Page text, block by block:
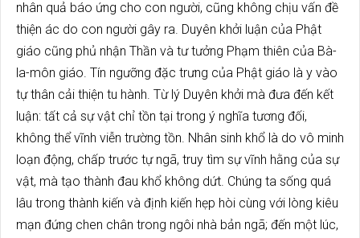
nhân quả báo ứng cho con người, cũng không chịu vấn đề
thiện ác do con người gây ra. Duyên khởi luận của Phật
giáo cũng phủ nhận Thần và tư tưởng Phạm thiên của Bà-
la-môn giáo. Tín ngưỡng đặc trưng của Phật giáo là y vào
tự thân cải thiện tu hành. Từ lý Duyên khởi mà đưa đến kết
luận: tất cả sự vật chỉ tồn tại trong ý nghĩa tương đối,
không thể vĩnh viễn trường tồn. Nhân sinh khổ là do vô minh
loạn động, chấp trước tự ngã, truy tìm sự vĩnh hằng của sự
vật, mà tạo thành đau khổ không dứt. Chúng ta sống quá
lâu trong thành kiến và định kiến hẹp hòi cùng với lòng kiêu
mạn đứng chen chân trong ngôi nhà bản ngã; đến một lúc,